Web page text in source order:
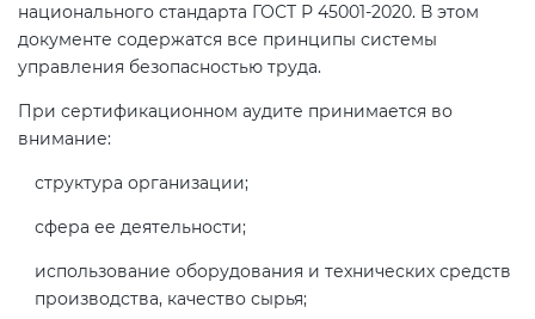
национального стандарта ГОСТ Р 45001-2020. В этом
документе содержатся все принципы системы
управления безопасностью труда.
При сертификационном аудите принимается во
внимание:
структура организации;
сфера ее деятельности;
использование оборудования и технических средств
производства, качество сырья;